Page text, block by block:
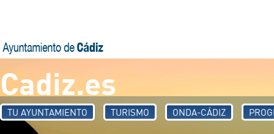
Cadiz.es
TU AYUNTAMIENTO TURISMO ONDA-CÁDIZ